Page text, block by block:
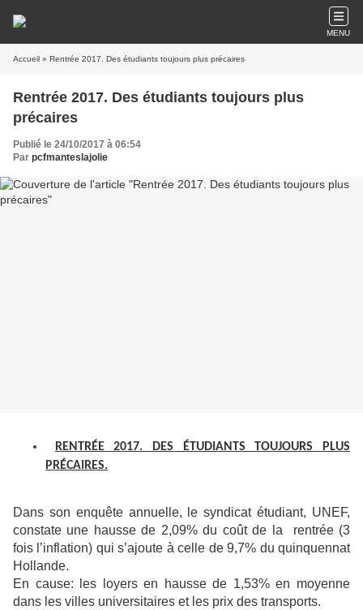
MENU
Accueil » Rentrée 2017. Des étudiants toujours plus précaires
Rentrée 2017. Des étudiants toujours plus
précaires
Publié le 24/10/2017 à 06:54
Par pcfmanteslajolie
RENTRÉE 2017. DES ÉTUDIANTS TOUJOURS PLUS
PRÉCAIRES.
Dans son enquête annuelle, le syndicat étudiant, UNEF,
constate une hausse de 2,09% du coût de la rentrée (3
fois l’inflation) qui s’ajoute à celle de 9,7% du quinquennat
Hollande.
En cause: les loyers en hausse de 1,53% en moyenne
dans les villes universitaires et les prix des transports.